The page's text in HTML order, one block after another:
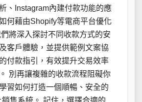
、Instagram內建付款功能的應
何藉由Shopify等電商平台優化
將深入探討不同收款方式的安
客戶體驗，並提供範例文案協
付款指引，有效提升交易效率
別再讓複雜的收款流程阻礙你
習如何打造一個順暢、安全的